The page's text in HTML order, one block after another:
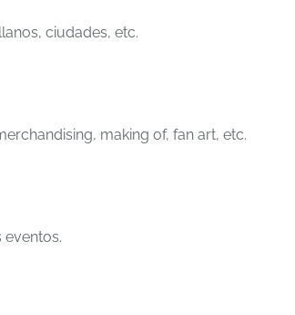
ciudades, etc.
making of, fan art, etc.